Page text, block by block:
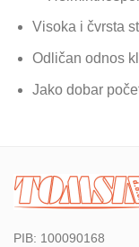
Visoka i čvrsta
Odličan odnos
Jako dobar
PIB: 100090168